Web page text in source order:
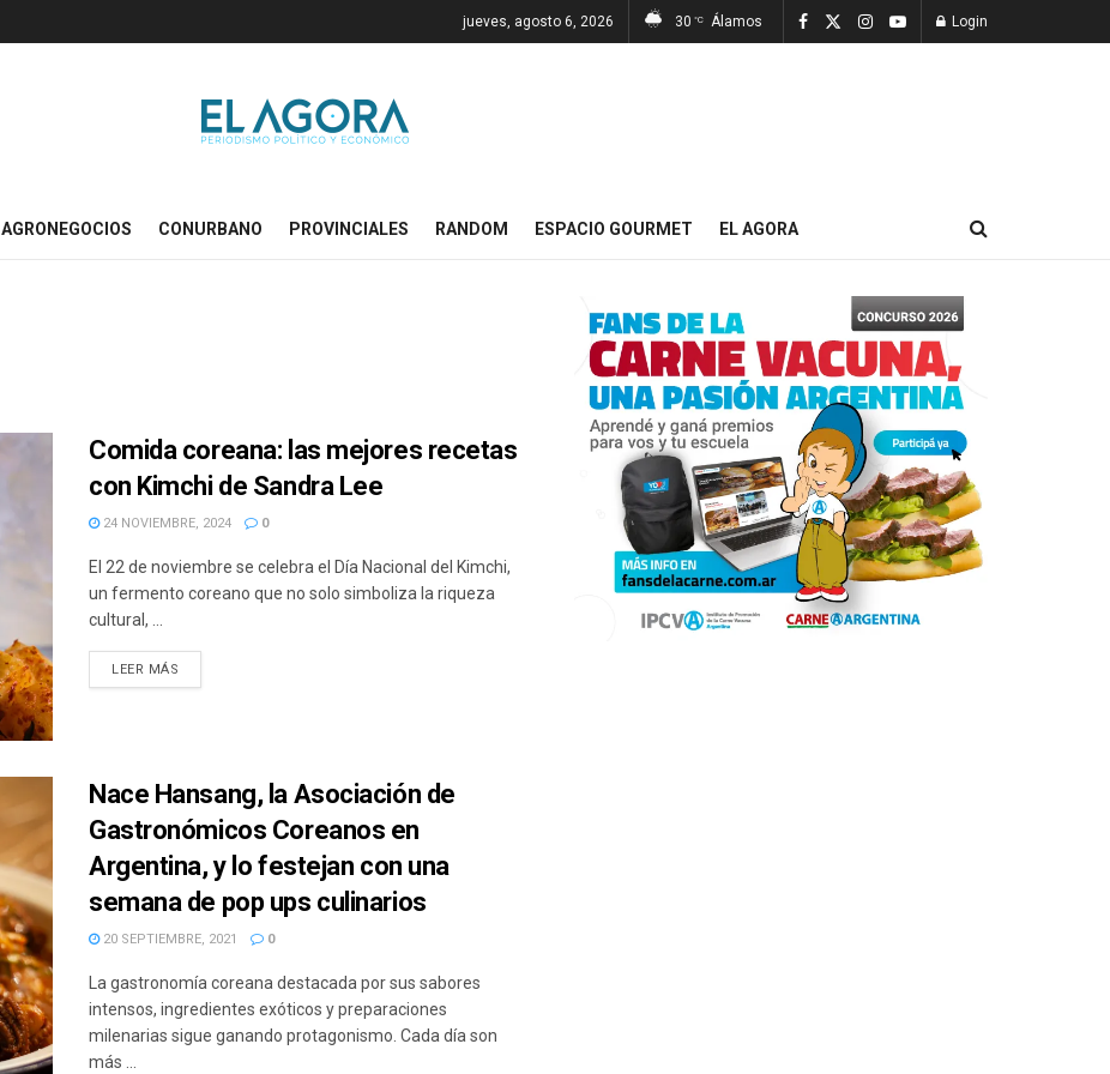
jueves, agosto 6, 2026 30 °C Álamos Login
AGRONEGOCIOS CONURBANO PROVINCIALES RANDOM ESPACIO GOURMET EL AGORA
Comida coreana: las mejores recetas
con Kimchi de Sandra Lee
24 NOVIEMBRE, 2024 0
El 22 de noviembre se celebra el Día Nacional del Kimchi,
un fermento coreano que no solo simboliza la riqueza
cultural, ...
LEER MÁS
Nace Hansang, la Asociación de
Gastronómicos Coreanos en
Argentina, y lo festejan con una
semana de pop ups culinarios
20 SEPTIEMBRE, 2021 0
La gastronomía coreana destacada por sus sabores
intensos, ingredientes exóticos y preparaciones
milenarias sigue ganando protagonismo. Cada día son
más ...